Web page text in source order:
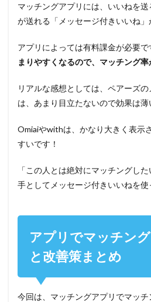
マッチングアプリには、いいねを
が送れる「メッセージ付きいいね」
アプリによっては有料課金が必要で
まりやすくなるので、マッチング
リアルな感想としては、ペアーズ
は、あまり目立たないので効果は薄
Omiaiやwithは、かなり大きく表示
すいです！
「この人とは絶対にマッチングし
手としてメッセージ付きいいねを使
アプリでマッチン
と改善策まとめ
今回は、マッチングアプリでマッ